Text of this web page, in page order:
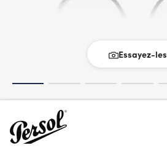
Essayez-les